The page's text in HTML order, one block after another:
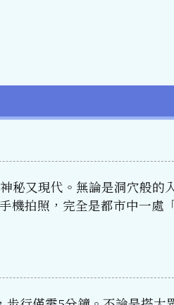
秘又現代。無論是洞穴般的
機拍照，完全是都市中一處